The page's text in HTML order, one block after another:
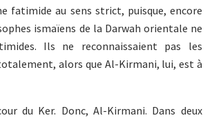
fatimide au sens strict, puisque, encore
ismaïens de la Darwah orientale ne
Ils ne reconnaissaient pas les
alors que Al-Kirmani, lui, est à
du Ker. Donc, Al-Kirmani. Dans deux